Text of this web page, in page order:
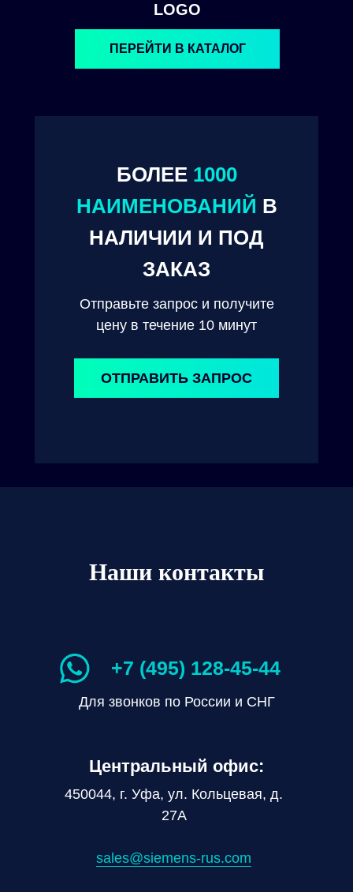
ОТПРАВИТЬ ЗАПРОС
БОЛЕЕ 1000
НАИМЕНОВАНИЙ В
НАЛИЧИИ И ПОД
ЗАКАЗ
Отправьте запрос и получите
цену в течение 10 минут
LOGO
ПЕРЕЙТИ В КАТАЛОГ
Наши контакты
Для звонков по России и СНГ
+7 (495) 128-45-44
450044, г. Уфа, ул. Кольцевая, д.
27А
sales@siemens-rus.com
Центральный офис:
© 2024. ООО "Технокам Инжиниринг"